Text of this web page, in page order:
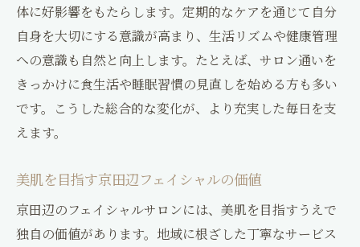
生活と美肌両立の秘訣を京田辺で探る
京田辺フェイシャルと生活リズムの整え方
美肌を保つための京田辺フェイシャル習慣
ライフスタイルに合う京田辺フェイシャル
ャル
京田辺フェイシャルと生活の上手な両立術
京田辺フェイシャルが叶える理想の暮らし
体に好影響をもたらします。定期的なケアを通じて自分
自身を大切にする意識が高まり、生活リズムや健康管理
への意識も自然と向上します。たとえば、サロン通いを
きっかけに食生活や睡眠習慣の見直しを始める方も多い
です。こうした総合的な変化が、より充実した毎日を支
えます。
美肌を目指す京田辺フェイシャルの価値
京田辺のフェイシャルサロンには、美肌を目指すうえで
独自の価値があります。地域に根ざした丁寧なサービス